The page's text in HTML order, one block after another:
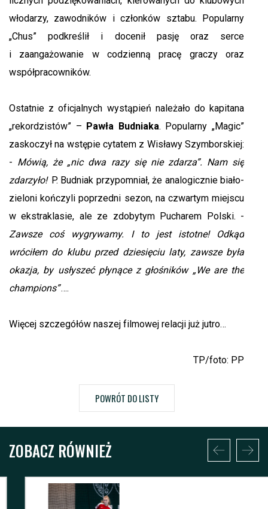
włodarzy, zawodników i członków sztabu. Popularny
„Chus” podkreślił i docenił pasję oraz serce
i zaangażowanie w codzienną pracę graczy oraz
współpracowników.
Ostatnie z oficjalnych wystąpień należało do kapitana
„rekordzistów” – Pawła Budniaka. Popularny „Magic”
zaskoczył na wstępie cytatem z Wisławy Szymborskiej:
- Mówią, że „nic dwa razy się nie zdarza”. Nam się
zdarzyło! P. Budniak przypomniał, że analogicznie biało-
zieloni kończyli poprzedni sezon, na czwartym miejscu
w ekstraklasie, ale ze zdobytym Pucharem Polski. -
Zawsze coś wygrywamy. I to jest istotne! Odkąd
wróciłem do klubu przed dziesięciu laty, zawsze była
okazja, by usłyszeć płynące z głośników „We are the
champions”….
Więcej szczegółów naszej filmowej relacji już jutro…
TP/foto: PP
POWRÓT DO LISTY
ZOBACZ RÓWNIEŻ